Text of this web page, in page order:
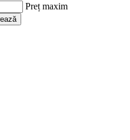
Preț maxim